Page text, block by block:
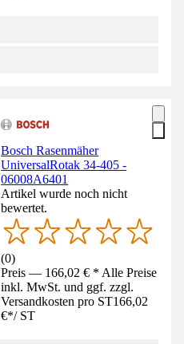
Bosch Rasenmäher
UniversalRotak 34-405 -
06008A6401
Artikel wurde noch nicht
bewertet.
(0)
Preis — 166,02 € * Alle Preise
inkl. MwSt. und ggf. zzgl.
Versandkosten pro ST166,02
€*/ ST